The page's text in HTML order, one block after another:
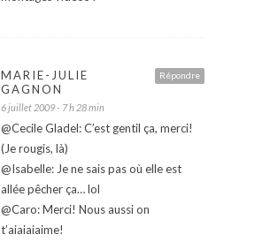
Répondre
MARIE-JULIE
GAGNON
6 juillet 2009 - 7 h 28 min
@Cecile Gladel: C’est gentil ça, merci!
(Je rougis, là)
@Isabelle: Je ne sais pas où elle est
allée pêcher ça… lol
@Caro: Merci! Nous aussi on
t’aiaiaiaime!